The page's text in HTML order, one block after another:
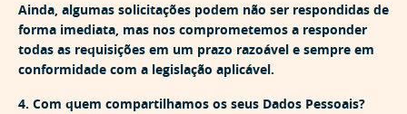
Ainda, algumas solicitações podem não ser respondidas de
forma imediata, mas nos comprometemos a responder
todas as requisições em um prazo razoável e sempre em
conformidade com a legislação aplicável.
4. Com quem compartilhamos os seus Dados Pessoais?